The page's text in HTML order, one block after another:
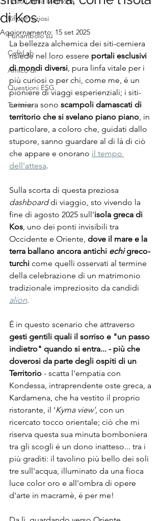
RifiutiPreziosi
Funambolo su
CafèLab
Amico di
Questioni ESG
Turismo
di Kos.
Aggiornamento: 15 set 2025
La bellezza alchemica dei siti-cerniera
risiede nel loro essere portali esclusivi
di mondi diversi, pura linfa vitale per i
più curiosi o per chi, come me, é un
pioniere di viaggi esperienziali; i siti-
cerniera sono scampoli damascati di
territorio che si svelano piano piano, in
particolare, a coloro che, guidati dallo
stupore, sanno guardare al di là di ciò
che appare e onorano il tempo
dell'attesa.
Sulla scorta di questa preziosa
dashboard di viaggio, sto vivendo la
fine di agosto 2025 sull'isola greca di
Kos, uno dei ponti invisibili tra
Occidente e Oriente, dove il mare e la
terra ballano ancora antichi echi greco-
turchi come quelli osservati al termine
della celebrazione di un matrimonio
tradizionale impreziosito da candidi
alion.
É in questo scenario che attraverso
gesti gentili quali il sorriso e "un passo
indietro" quando si entra... - più che
doverosi da parte degli ospiti di un
Territorio - scatta l'empatia con
Kondessa, intraprendente oste greca, a
Kardamena, che ha vestito il proprio
ristorante, il 'Kyma view', con un
ricercato tocco orientale; ciò che mi
riserva questa sua minuta bomboniera
tra gli scogli é un dono inatteso... tra i
più graditi: il tavolino più bello dei soli
tre sull'acqua, illuminato da una fioca
luce color oro e all'ombra di opere
d'arte in macramè, é per me!